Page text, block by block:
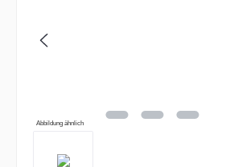
Abbildung ähnlich